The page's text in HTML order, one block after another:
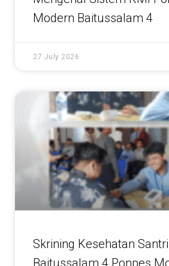
Modern Baitussalam 4
27 July 2026
Skrining Kesehatan Santri
Baitussalam 4 Ponpes